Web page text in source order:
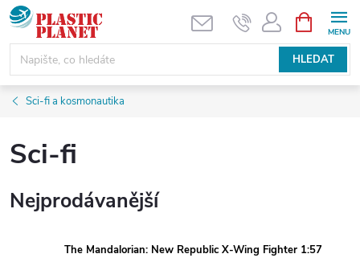
Přejít
na
obsah
HLEDAT
NÁKUPNÍ
KOŠÍK
Sci-fi a kosmonautika
Sci-fi
Nejprodávanější
The Mandalorian: New Republic X-Wing Fighter 1:57